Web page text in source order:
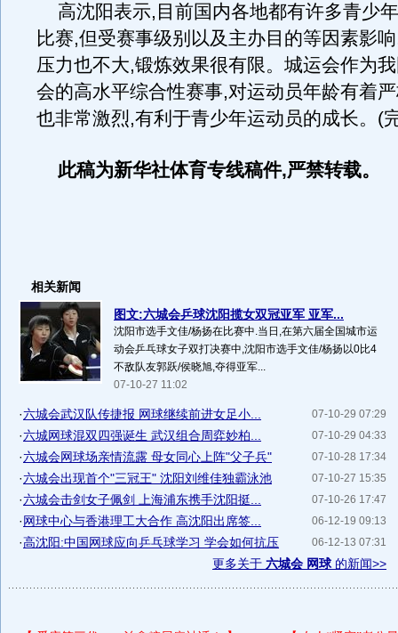
高沈阳表示,目前国内各地都有许多青少
比赛,但受赛事级别以及主办目的等因素影
压力也不大,锻炼效果很有限。城运会作为
会的高水平综合性赛事,对运动员年龄有着
也非常激烈,有利于青少年运动员的成长。(
此稿为新华社体育专线稿件,严禁转载。
相关新闻
图文:六城会乒球沈阳揽女双冠亚军 亚军...
沈阳市选手文佳/杨扬在比赛中.当日,在第六届全国城市运
动会乒乓球女子双打决赛中,沈阳市选手文佳/杨扬以0比4
不敌队友郭跃/侯晓旭,夺得亚军...
07-10-27 11:02
07-10-29 07:29
·六城会武汉队传捷报 网球继续前进女足小...
07-10-29 04:33
·六城网球混双四强诞生 武汉组合周弈妙柏...
07-10-28 17:34
·六城会网球场亲情流露 母女同心上阵"父子兵"
07-10-27 15:35
·六城会出现首个"三冠王" 沈阳刘维佳独霸泳池
07-10-26 17:47
·六城会击剑女子佩剑 上海浦东携手沈阳挺...
06-12-19 09:13
·网球中心与香港理工大合作 高沈阳出席签...
06-12-13 07:31
·高沈阳:中国网球应向乒乓球学习 学会如何抗压
更多关于 六城会 网球 的新闻>>